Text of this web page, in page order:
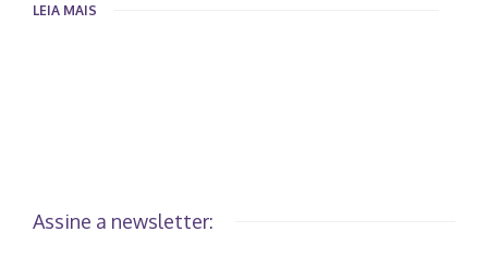
LEIA MAIS
Assine a newsletter: